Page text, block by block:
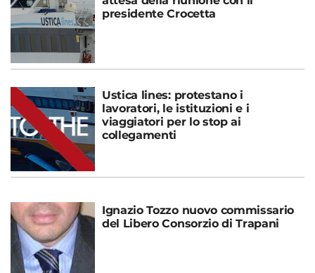
presidente Crocetta
Ustica lines: protestano i
lavoratori, le istituzioni e i
viaggiatori per lo stop ai
collegamenti
Ignazio Tozzo nuovo commissario
del Libero Consorzio di Trapani